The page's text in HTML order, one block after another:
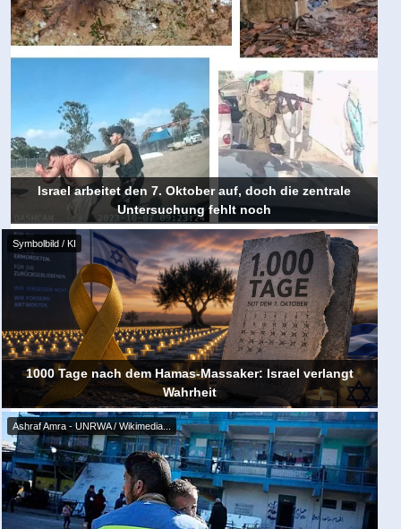
Israel arbeitet den 7. Oktober auf, doch die zentrale
Untersuchung fehlt noch
Symbolbild / KI
1000 Tage nach dem Hamas-Massaker: Israel verlangt
Wahrheit
Ashraf Amra - UNRWA / Wikimedia...